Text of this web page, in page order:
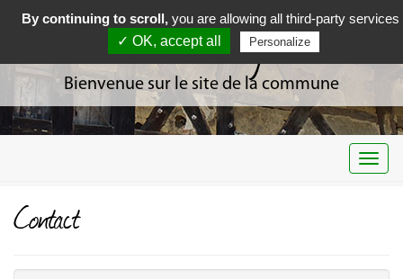
Curciat Dongalon
Bienvenue sur le site de la commune
Contact
By continuing to scroll, you are allowing all third-party services
✓ OK, accept all
Personalize